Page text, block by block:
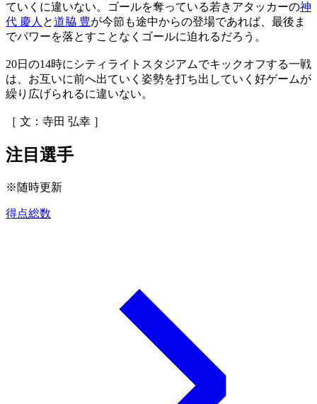
ていくに違いない。ゴールを奪っている若きアタッカーの神
代 慶人 と道脇 豊が今節も途中からの登場であれば、最後ま
でパワーを落とすことなくゴールに迫れるだろう。
20日の14時にシティライトスタジアムでキックオフする一戦
は、お互いに前へ出ていく姿勢を打ち出していく好ゲームが
繰り広げられるに違いない。
［ 文：寺田 弘幸 ］
注目選手
※随時更新
得点総数